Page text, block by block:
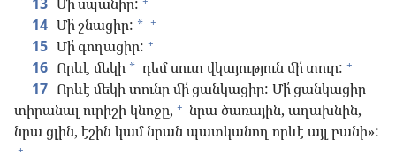
14 Մի՛ շնացիր: * +
15 Մի՛ գողացիր: +
16 Որևէ մեկի * դեմ սուտ վկայություն մի՛ տուր: +
17 Որևէ մեկի տունը մի՛ ցանկացիր: Մի՛ ցանկացիր
տիրանալ ուրիշի կնոջը, + նրա ծառային, աղախնին,
նրա ցլին, էշին կամ նրան պատկանող որևէ այլ բանի»:
+